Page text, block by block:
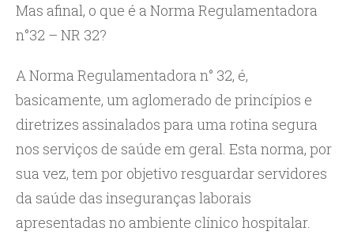
Mas afinal, o que é a Norma Regulamentadora
n°32 – NR 32?
A Norma Regulamentadora n° 32, é,
basicamente, um aglomerado de princípios e
diretrizes assinalados para uma rotina segura
nos serviços de saúde em geral. Esta norma, por
sua vez, tem por objetivo resguardar servidores
da saúde das inseguranças laborais
apresentadas no ambiente clínico hospitalar.